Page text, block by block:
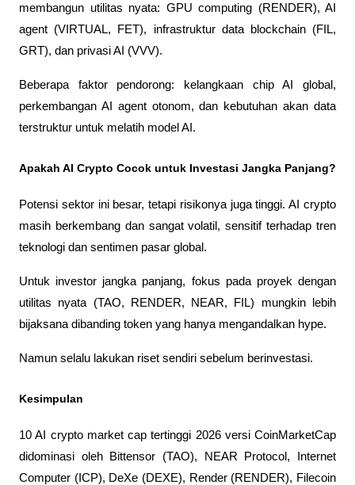
membangun utilitas nyata: GPU computing (RENDER), AI
agent (VIRTUAL, FET), infrastruktur data blockchain (FIL,
GRT), dan privasi AI (VVV).
Beberapa faktor pendorong: kelangkaan chip AI global,
perkembangan AI agent otonom, dan kebutuhan akan data
terstruktur untuk melatih model AI.
Apakah AI Crypto Cocok untuk Investasi Jangka Panjang?
Potensi sektor ini besar, tetapi risikonya juga tinggi. AI crypto
masih berkembang dan sangat volatil, sensitif terhadap tren
teknologi dan sentimen pasar global.
Untuk investor jangka panjang, fokus pada proyek dengan
utilitas nyata (TAO, RENDER, NEAR, FIL) mungkin lebih
bijaksana dibanding token yang hanya mengandalkan hype.
Namun selalu lakukan riset sendiri sebelum berinvestasi.
Kesimpulan
10 AI crypto market cap tertinggi 2026 versi CoinMarketCap
didominasi oleh Bittensor (TAO), NEAR Protocol, Internet
Computer (ICP), DeXe (DEXE), Render (RENDER), Filecoin